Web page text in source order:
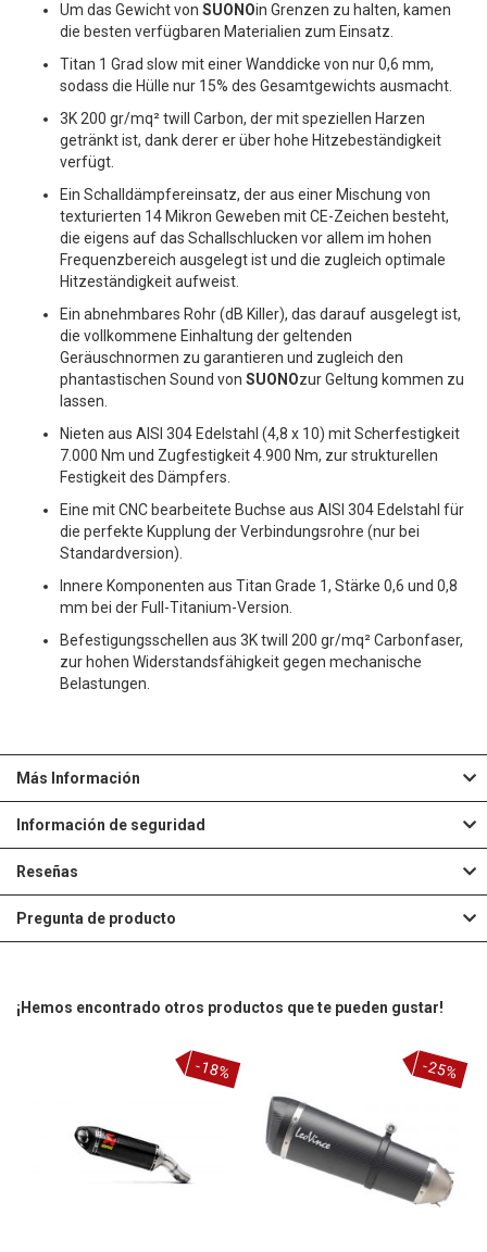
Um das Gewicht von SUONOin Grenzen zu halten, kamen
die besten verfügbaren Materialien zum Einsatz.
Titan 1 Grad slow mit einer Wanddicke von nur 0,6 mm,
sodass die Hülle nur 15% des Gesamtgewichts ausmacht.
3K 200 gr/mq² twill Carbon, der mit speziellen Harzen
getränkt ist, dank derer er über hohe Hitzebeständigkeit
verfügt.
Ein Schalldämpfereinsatz, der aus einer Mischung von
texturierten 14 Mikron Geweben mit CE-Zeichen besteht,
die eigens auf das Schallschlucken vor allem im hohen
Frequenzbereich ausgelegt ist und die zugleich optimale
Hitzeständigkeit aufweist.
Ein abnehmbares Rohr (dB Killer), das darauf ausgelegt ist,
die vollkommene Einhaltung der geltenden
Geräuschnormen zu garantieren und zugleich den
phantastischen Sound von SUONOzur Geltung kommen zu
lassen.
Nieten aus AISI 304 Edelstahl (4,8 x 10) mit Scherfestigkeit
7.000 Nm und Zugfestigkeit 4.900 Nm, zur strukturellen
Festigkeit des Dämpfers.
Eine mit CNC bearbeitete Buchse aus AISI 304 Edelstahl für
die perfekte Kupplung der Verbindungsrohre (nur bei
Standardversion).
Innere Komponenten aus Titan Grade 1, Stärke 0,6 und 0,8
mm bei der Full-Titanium-Version.
Befestigungsschellen aus 3K twill 200 gr/mq² Carbonfaser,
zur hohen Widerstandsfähigkeit gegen mechanische
Belastungen.
Más Información
Información de seguridad
Reseñas
Pregunta de producto
¡Hemos encontrado otros productos que te pueden gustar!
-18% -25%